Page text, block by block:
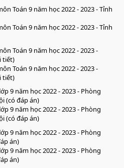
Toán 9 năm học 2022 - 2023 - Tỉnh
Toán 9 năm học 2022 - 2023 - Tỉnh
Toán 9 năm học 2022 - 2023 -
tiết)
Toán 9 năm học 2022 - 2023 -
tiết)
9 năm học 2022 - 2023 - Phòng
(có đáp án)
9 năm học 2022 - 2023 - Phòng
(có đáp án)
9 năm học 2022 - 2023 - Phòng
án)
9 năm học 2022 - 2023 - Phòng
án)